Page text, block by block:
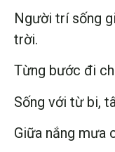
Người trí sống
trời.
Từng bước đi
Sống với từ bi,
Giữa nắng mưa